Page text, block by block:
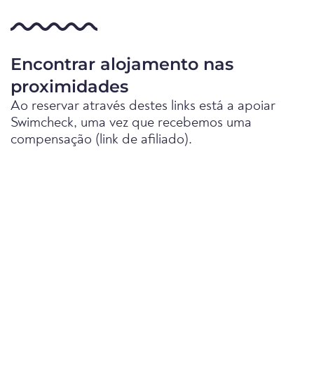
Encontrar alojamento nas
proximidades
Ao reservar através destes links está a apoiar
Swimcheck, uma vez que recebemos uma
compensação (link de afiliado).